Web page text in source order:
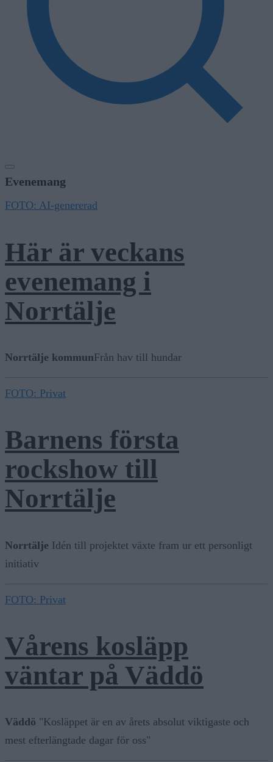
Evenemang
FOTO: AI-genererad
Här är veckans
evenemang i
Norrtälje
Norrtälje kommunFrån hav till hundar
FOTO: Privat
Barnens första
rockshow till
Norrtälje
Norrtälje Idén till projektet växte fram ur ett personligt
initiativ
FOTO: Privat
Vårens kosläpp
väntar på Väddö
Väddö "Kosläppet är en av årets absolut viktigaste och
mest efterlängtade dagar för oss"